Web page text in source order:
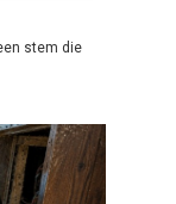
stem die